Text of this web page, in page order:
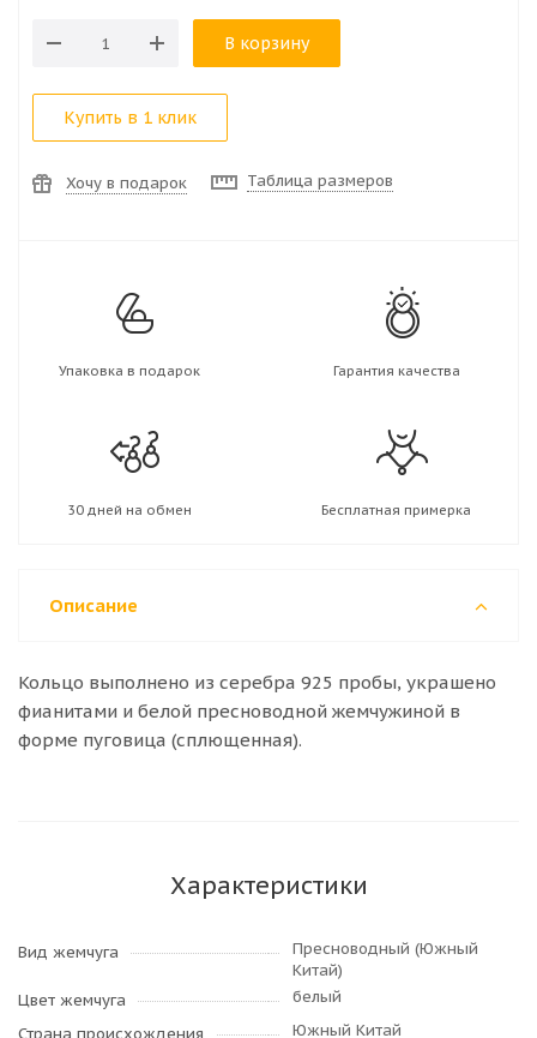
В корзину
Купить в 1 клик
Хочу в подарок Таблица размеров
Упаковка в подарок Гарантия качества
30 дней на обмен Бесплатная примерка
Описание
Кольцо выполнено из серебра 925 пробы, украшено
фианитами и белой пресноводной жемчужиной в
форме пуговица (сплющенная).
Характеристики
Вид жемчуга
Пресноводный (Южный
Китай)
Цвет жемчуга
белый
Страна происхождения
Южный Китай